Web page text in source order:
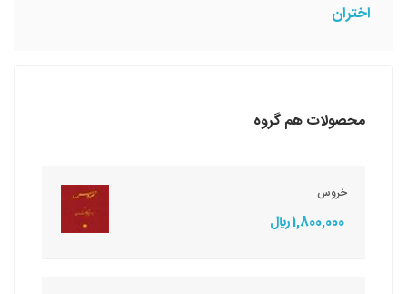
اختران
محصولات هم گروه
خروس
1,800,000 ريال